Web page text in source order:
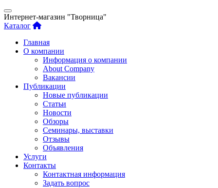
Интернет-магазин "Творница"
Каталог
Главная
О компании
Информация о компании
About Company
Вакансии
Публикации
Новые публикации
Статьи
Новости
Обзоры
Семинары, выставки
Отзывы
Объявления
Услуги
Контакты
Контактная информация
Задать вопрос